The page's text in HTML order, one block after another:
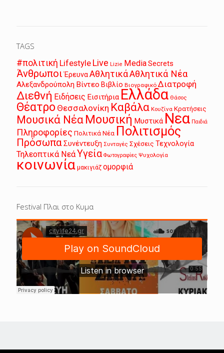
TAGS
#πολιτική Lifestyle Live Lizie MediaSecrets
Άνθρωποι ΈρευναΑθλητικάΑθλητικά Νέα
Αλεξανδρούπολη Βίντεο Βιβλίο Βιογραφικό Διατροφή
Διεθνή Ειδήσεις Εισιτήρια Ελλάδα Θάσος
Θέατρο Θεσσαλονίκη Καβάλα Κουζίνα Κρατήσεις
Μουσικά Νέα Μουσική Μυστικά Νεα Παιδιά
Πληροφορίες Πολιτικά Νέα Πολιτισμός
ΠρόσωπαΣυνέντευξη Συνταγές Σχέσεις Τεχνολογία
Τηλεοπτικά ΝεάΥγεία Φωτογραφίες Ψυχολογία
κοινωνία μακιγιάζ ομορφιά
Festival Πλαι στο Κυμα